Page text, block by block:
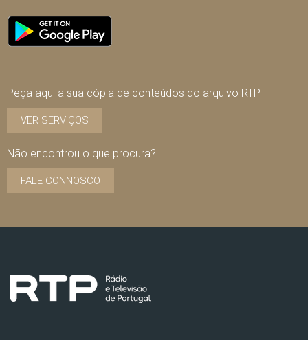
Peça aqui a sua cópia de conteúdos do arquivo RTP
VER SERVIÇOS
Não encontrou o que procura?
FALE CONNOSCO